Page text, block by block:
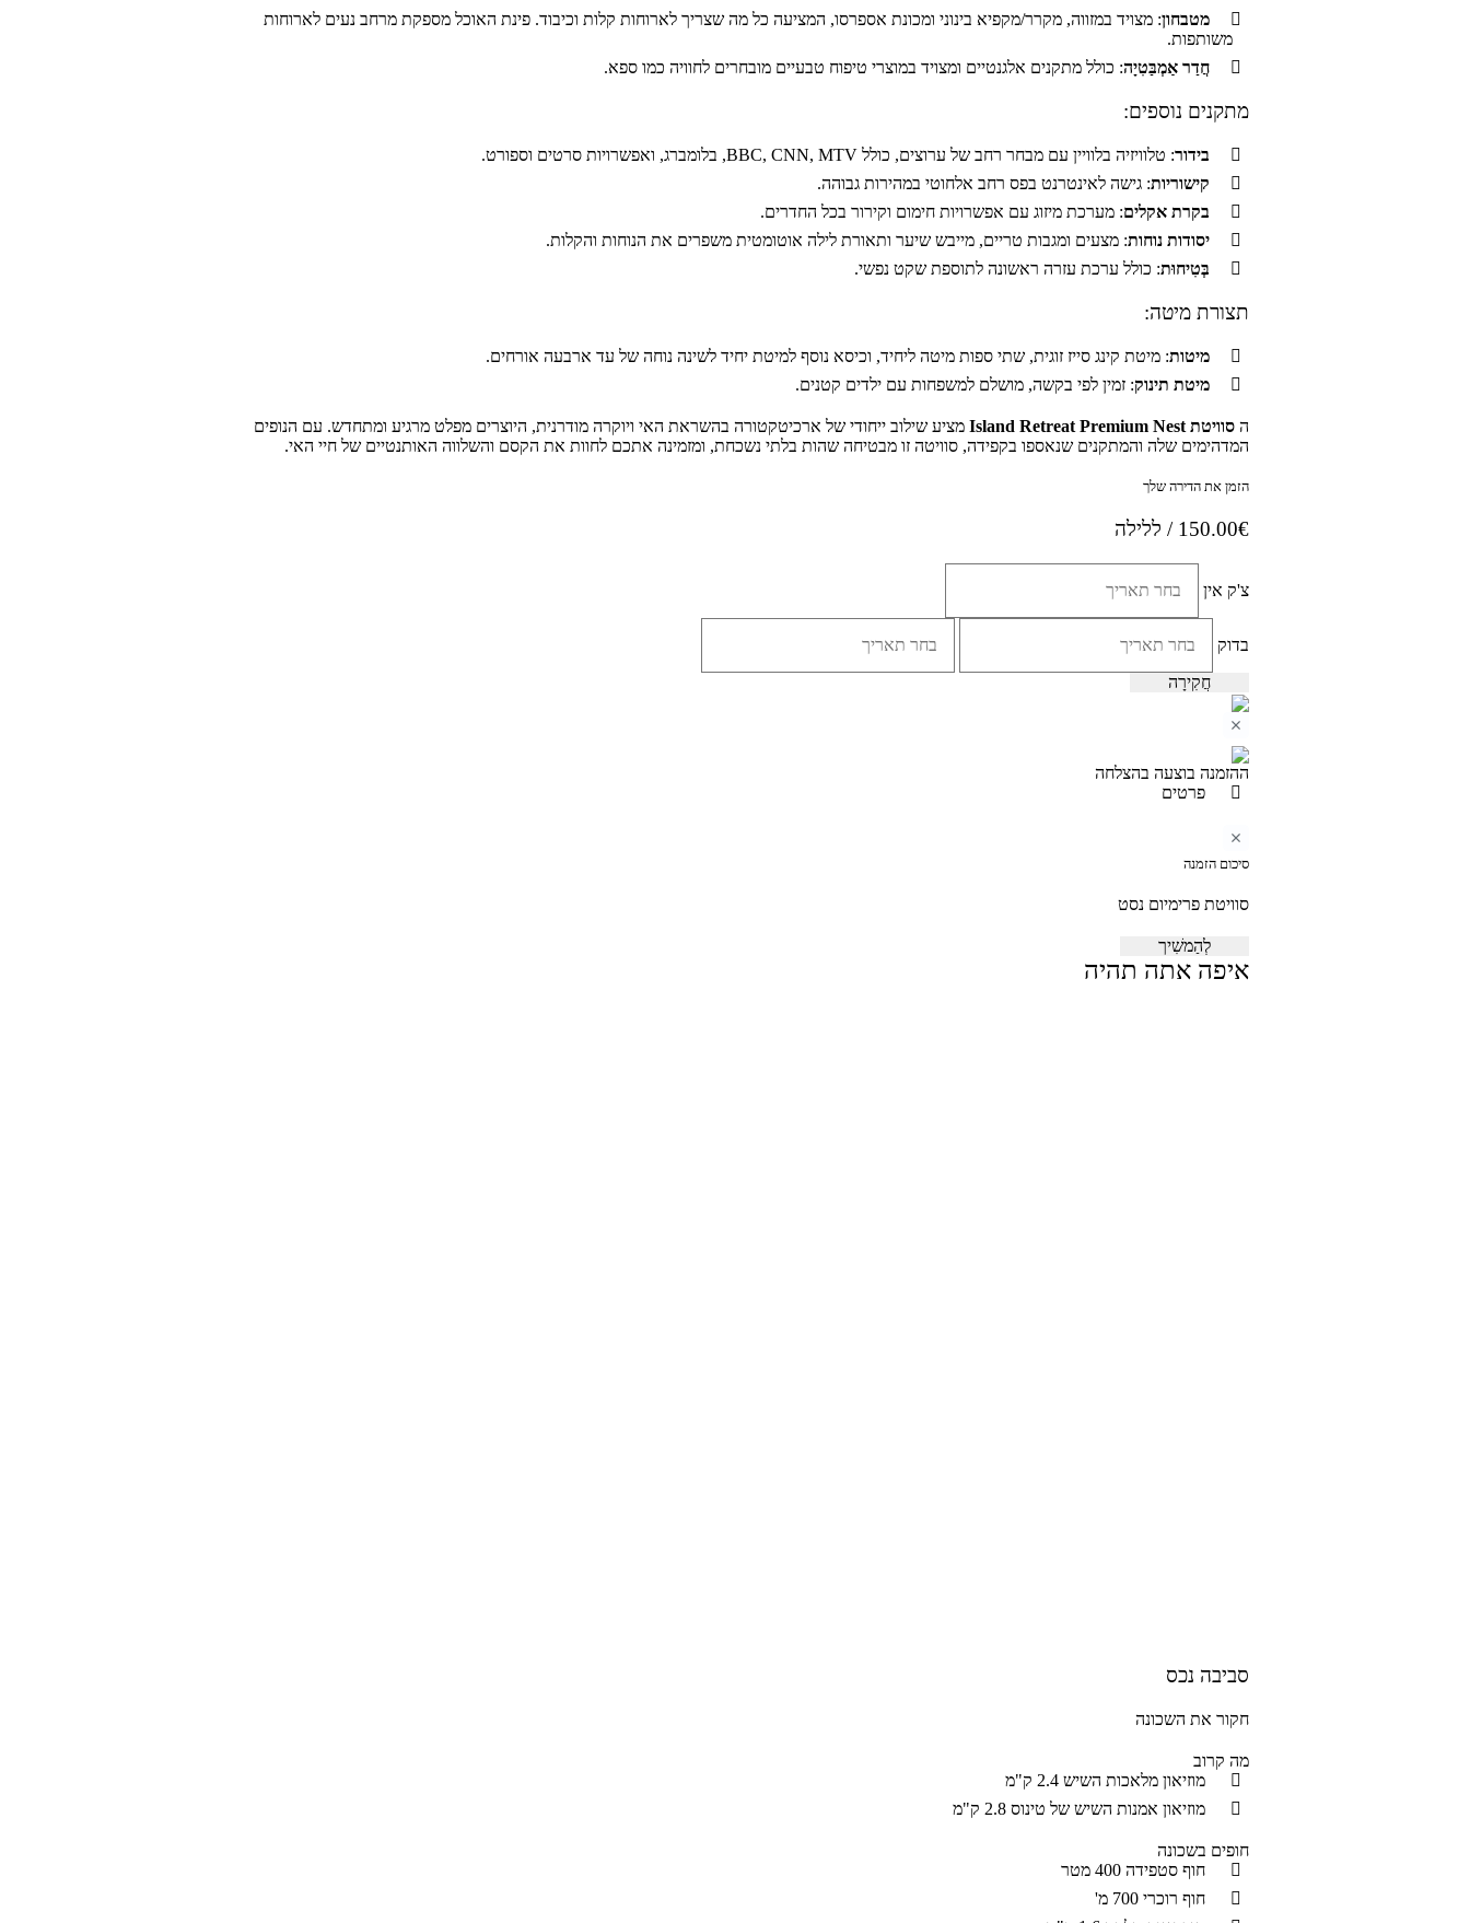
מטבחון: מצויד במזווה, מקרר/מקפיא בינוני ומכונת אספרסו, המציעה כל מה שצריך לארוחות קלות וכיבוד. פינת האוכל מספקת מרחב נעים לארוחות
משותפות.
חֲדַר אַמְבַּטִיָה: כולל מתקנים אלגנטיים ומצויד במוצרי טיפוח טבעיים מובחרים לחוויה כמו ספא.
מתקנים נוספים:
בידור: טלוויזיה בלוויין עם מבחר רחב של ערוצים, כולל BBC, CNN, MTV, בלומברג, ואפשרויות סרטים וספורט.
קישוריות: גישה לאינטרנט בפס רחב אלחוטי במהירות גבוהה.
בקרת אקלים: מערכת מיזוג עם אפשרויות חימום וקירור בכל החדרים.
יסודות נוחות: מצעים ומגבות טריים, מייבש שיער ותאורת לילה אוטומטית משפרים את הנוחות והקלות.
בְּטִיחוּת: כולל ערכת עזרה ראשונה לתוספת שקט נפשי.
תצורת מיטה:
מיטות: מיטת קינג סייז זוגית, שתי ספות מיטה ליחיד, וכיסא נוסף למיטת יחיד לשינה נוחה של עד ארבעה אורחים.
מיטת תינוק: זמין לפי בקשה, מושלם למשפחות עם ילדים קטנים.
ה סוויטת Island Retreat Premium Nest
מציע שילוב ייחודי של ארכיטקטורה בהשראת האי ויוקרה מודרנית, היוצרים מפלט מרגיע ומתחדש. עם הנופים
המדהימים שלה והמתקנים שנאספו בקפידה, סוויטה זו מבטיחה שהות בלתי נשכחת, ומזמינה אתכם לחוות את הקסם והשלווה האותנטיים של חיי האי.
הזמן את הדירה שלך
150.00€ / ללילה
צ'ק אין
בדוק
חֲקִירָה
ההזמנה בוצעה בהצלחה
פרטים
סיכום הזמנה
סוויטת פרימיום נסט
לְהַמשִׁיך
איפה אתה תהיה
סביבה נכס
חקור את השכונה
מה קרוב
מוזיאון מלאכות השיש 2.4 ק"מ
מוזיאון אמנות השיש של טינוס 2.8 ק"מ
חופים בשכונה
חוף סטפידה 400 מטר
חוף רוכרי 700 מ'